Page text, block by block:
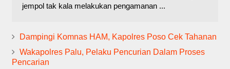
jempol tak kala melakukan pengamanan ...
Dampingi Komnas HAM, Kapolres Poso Cek Tahanan
Wakapolres Palu, Pelaku Pencurian Dalam Proses
Pencarian